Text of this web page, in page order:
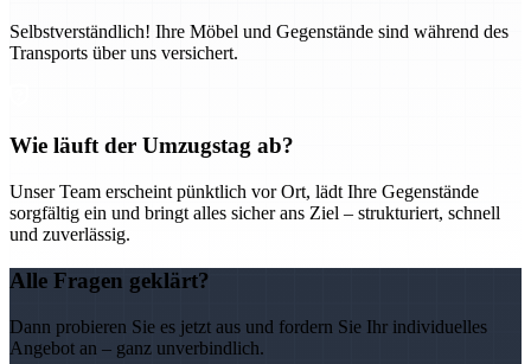
Selbstverständlich! Ihre Möbel und Gegenstände sind während des
Transports über uns versichert.
Wie läuft der Umzugstag ab?
Unser Team erscheint pünktlich vor Ort, lädt Ihre Gegenstände
sorgfältig ein und bringt alles sicher ans Ziel – strukturiert, schnell
und zuverlässig.
Alle Fragen geklärt?
Dann probieren Sie es jetzt aus und fordern Sie Ihr individuelles
Angebot an – ganz unverbindlich.